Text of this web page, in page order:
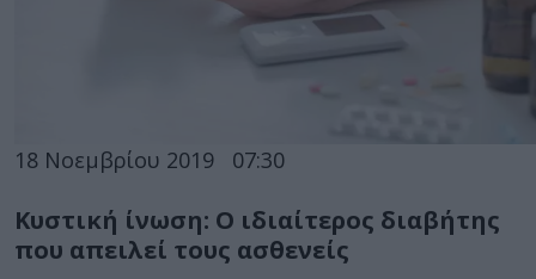
18 Νοεμβρίου 2019 07:30
Κυστική ίνωση: Ο ιδιαίτερος διαβήτης
που απειλεί τους ασθενείς